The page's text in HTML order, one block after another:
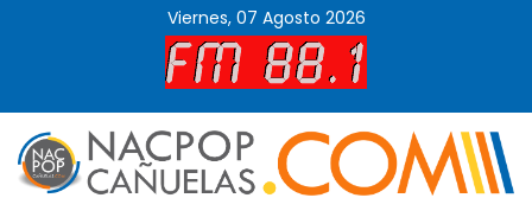
Viernes, 07 Agosto 2026